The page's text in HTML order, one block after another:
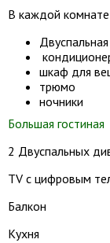
В каждой комнате
шкаф для
трюмо
ночники
Большая гостиная
2 Двуспальных
TV с цифровым
Балкон
Кухня